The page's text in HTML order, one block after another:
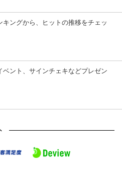
キングから、ヒットの推移をチェッ
ベント、サインチェキなどプレゼン